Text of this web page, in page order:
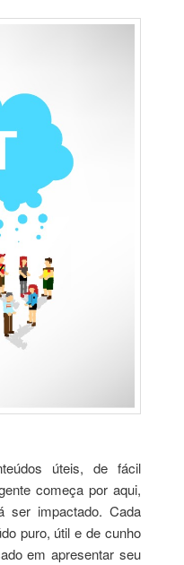
úteis, de fácil
começa por aqui,
ser impactado. Cada
puro, útil e de cunho
em apresentar seu